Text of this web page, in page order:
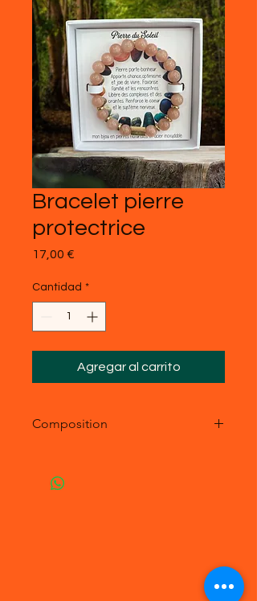
Bracelet pierre
protectrice
17,00 €
Cantidad *
Agregar al carrito
Composition